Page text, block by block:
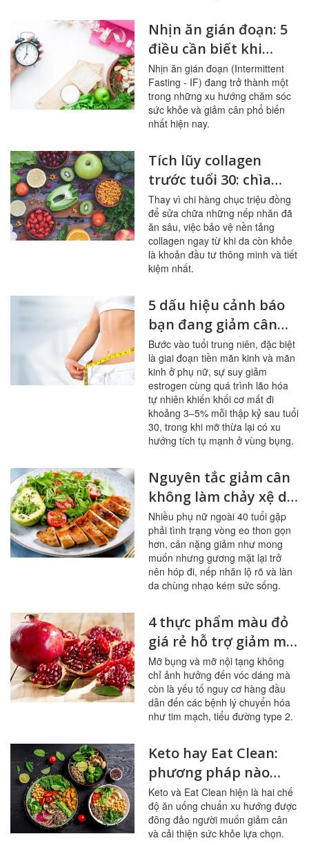
Nhịn ăn gián đoạn: 5
điều cần biết khi
giảm cân
Nhịn ăn gián đoạn (Intermittent
Fasting - IF) đang trở thành một
trong những xu hướng chăm sóc
sức khỏe và giảm cân phổ biến
nhất hiện nay.
Tích lũy collagen
trước tuổi 30: chìa
khóa cho làn da
không tuổi
Thay vì chi hàng chục triệu đồng
để sửa chữa những nếp nhăn đã
ăn sâu, việc bảo vệ nền tảng
collagen ngay từ khi da còn khỏe
là khoản đầu tư thông minh và tiết
kiệm nhất.
5 dấu hiệu cảnh báo
bạn đang giảm cân
sai cách ở tuổi trung
niên
Bước vào tuổi trung niên, đặc biệt
là giai đoạn tiền mãn kinh và mãn
kinh ở phụ nữ, sự suy giảm
estrogen cùng quá trình lão hóa
tự nhiên khiến khối cơ mất đi
khoảng 3–5% mỗi thập kỷ sau tuổi
30, trong khi mỡ thừa lại có xu
hướng tích tụ mạnh ở vùng bụng.
Nguyên tắc giảm cân
không làm chảy xệ da
cho phụ nữ tuổi 40
Nhiều phụ nữ ngoài 40 tuổi gặp
phải tình trạng vòng eo thon gọn
hơn, cân nặng giảm như mong
muốn nhưng gương mặt lại trở
nên hóp đi, nếp nhăn lộ rõ và làn
da chùng nhạo kém sức sống.
4 thực phẩm màu đỏ
giá rẻ hỗ trợ giảm mỡ
bụng hiệu quả
Mỡ bụng và mỡ nội tạng không
chỉ ảnh hưởng đến vóc dáng mà
còn là yếu tố nguy cơ hàng đầu
dẫn đến các bệnh lý chuyển hóa
như tim mạch, tiểu đường type 2.
Keto hay Eat Clean:
phương pháp nào
giúp giảm cân tốt
hơn?
Keto và Eat Clean hiện là hai chế
độ ăn uống chuẩn xu hướng được
đông đảo người muốn giảm cân
và cải thiện sức khỏe lựa chọn.